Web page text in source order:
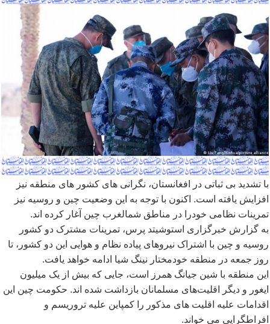
با تشدید بی ثباتی در افغانستان، نگرانی های کشور های منطقه نیز
افزایش یافته است. اکنون با توجه به این وضعیت چین و روسیه نیز
تمرینات نظامی خودرا در مناطق شمالغرب چین آغار کرده اند.
به گزارش خبرگزاری استوشیتد پرس، تمرینات مشترک دو کشور
روسیه و چین با اشتراک نیروهای پیاده نظام و هوایی این دو کشور، تا
روز جمعه در منطقه خودمختار نینگ شیا ادامه خواهد یافت.
این منطقه با شین جیانگ همرز است، جایی که بیش از یک میلیون
ایغور و دیگر اقلیتهای مسلمانان بازداشت شده اند. حکومت چین این
اقدامات علیه اقلیت های مذکور را کمپاین علیه تروریسم و
افراطگرایی می خواند.